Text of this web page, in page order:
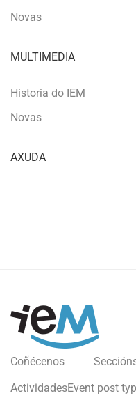
Novas
MULTIMEDIA
Historia do IEM
Novas
AXUDA
Coñécenos
ActividadesEvent post